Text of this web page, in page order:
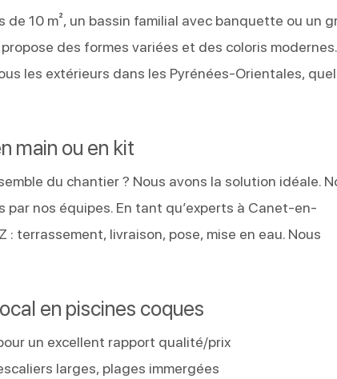
de 10 m², un bassin familial avec banquette ou un
des formes variées et des coloris
les extérieurs dans les Pyrénées-Orientales,
main ou en kit
du chantier ? Nous avons la solution idéale.
nos équipes. En tant qu’experts à Canet-en-
: terrassement, livraison, pose, mise en eau. Nous
en piscines coques
un excellent rapport qualité/prix
larges, plages immergées